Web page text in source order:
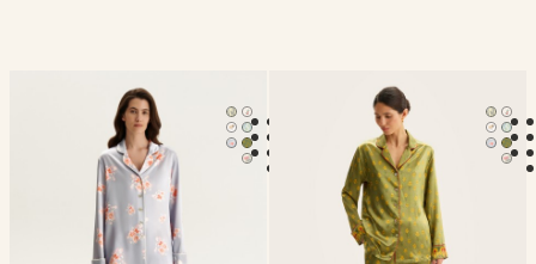
Классическая пижама Serena Классическая пижама